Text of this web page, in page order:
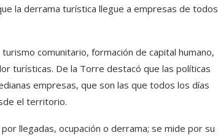
la derrama turística llegue a empresas de todos
comunitario, formación de capital humano,
turísticas. De la Torre destacó que las políticas
empresas, que son las que todos los días
el territorio.
llegadas, ocupación o derrama; se mide por su